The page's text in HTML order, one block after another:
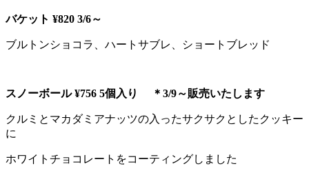
バケット ¥820 3/6～
ブルトンショコラ、ハートサブレ、ショートブレッド
スノーボール ¥756 5個入り ＊3/9～販売いたします
クルミとマカダミアナッツの入ったサクサクとしたクッキー
に
ホワイトチョコレートをコーティングしました